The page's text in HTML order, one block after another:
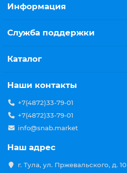
Информация
Служба поддержки
Каталог
Наши контакты
+7(4872)33-79-01
+7(4872)33-79-01
info@snab.market
Наш адрес
г. Тула, ул. Пржевальского, д. 10